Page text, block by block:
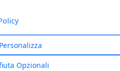
Personalizza
Opzionali
compatibile con